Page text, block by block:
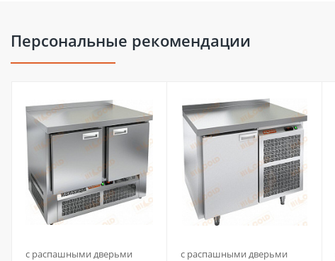
Персональные рекомендации
с распашными дверьми с распашными дверьми